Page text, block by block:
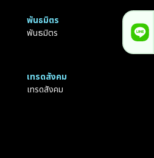
พันธมิตร
พันธมิตร
เทรดสังคม
เทรดสังคม